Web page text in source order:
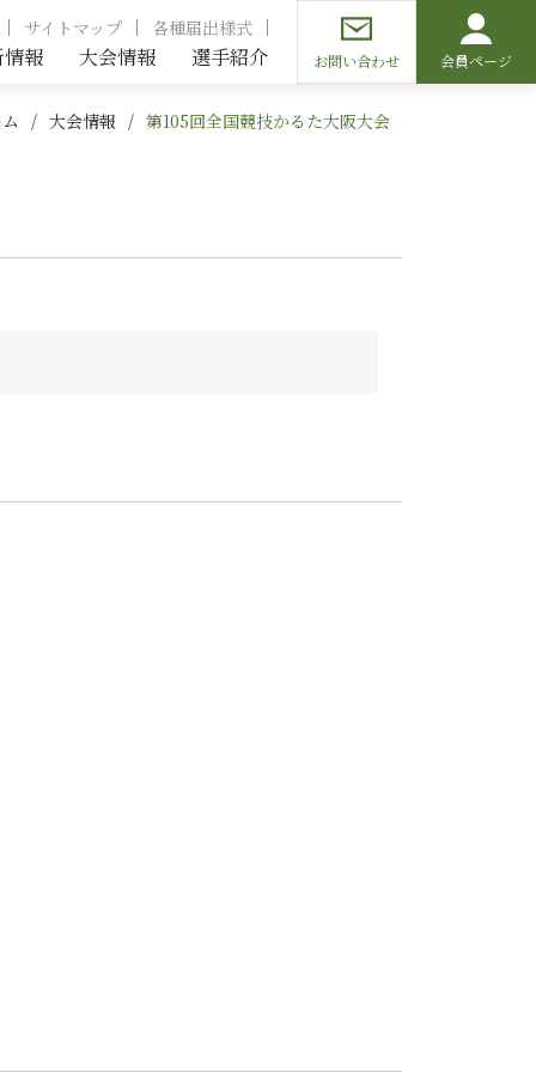
サイトマップ 各種届出様式
報 大会情報 選手紹介 お問い合わせ 会員ページ
大会情報 第105回全国競技かるた大阪大会